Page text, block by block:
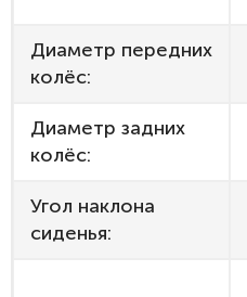
Диаметр передних
колёс:
Диаметр задних
колёс:
Угол наклона
сиденья: